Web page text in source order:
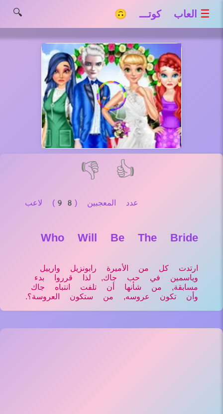
☰ العاب كوتـــ 🙃 🔍
👍
👎
عدد المعجبين (98) لاعب
Who Will Be The Bride
ارتدت كل من الأميرة رابونزيل وارييل
وياسمين في حب جاك, لذا قرروا بدء
مسابقة, من شأنها أن تلفت انتباه جاك
وأن تكون عروسه, من ستكون العروسة؟.